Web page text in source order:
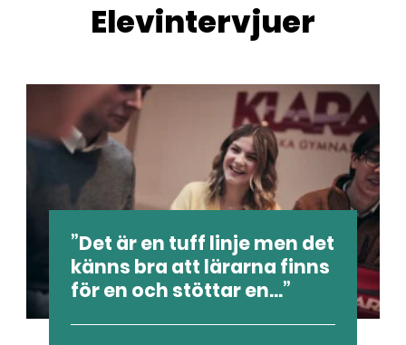
Elevintervjuer
Det är en tuff linje men det
känns bra att lärarna finns
för en och stöttar en...